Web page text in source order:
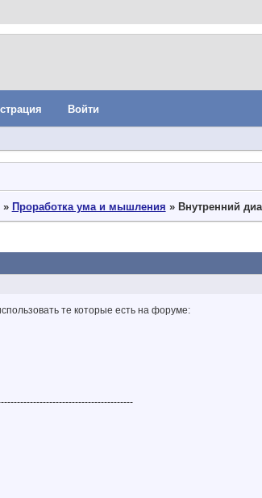
Войти
» Проработка ума и мышления » Внутренний
те которые есть на форуме: